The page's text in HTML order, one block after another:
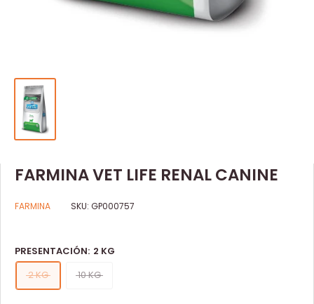
FARMINA VET LIFE RENAL CANINE
FARMINA SKU: GP000757
PRESENTACIÓN: 2 KG
2 KG
10 KG